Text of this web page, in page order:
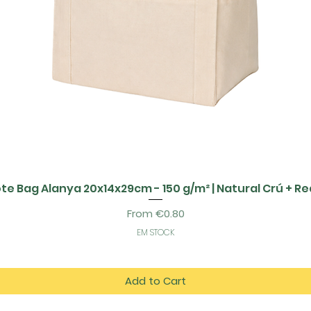
Bag Alanya 20x14x29cm - 150 g/m² | Natural Crú +
From €0.80
Sale Price
EM STOCK
Add to Cart